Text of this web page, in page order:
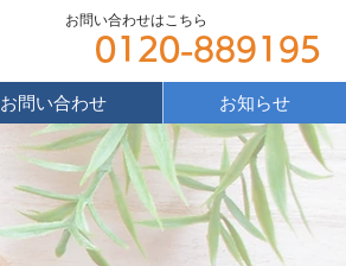
お問い合わせはこちら
0120-889195
お問い合わせ お知らせ